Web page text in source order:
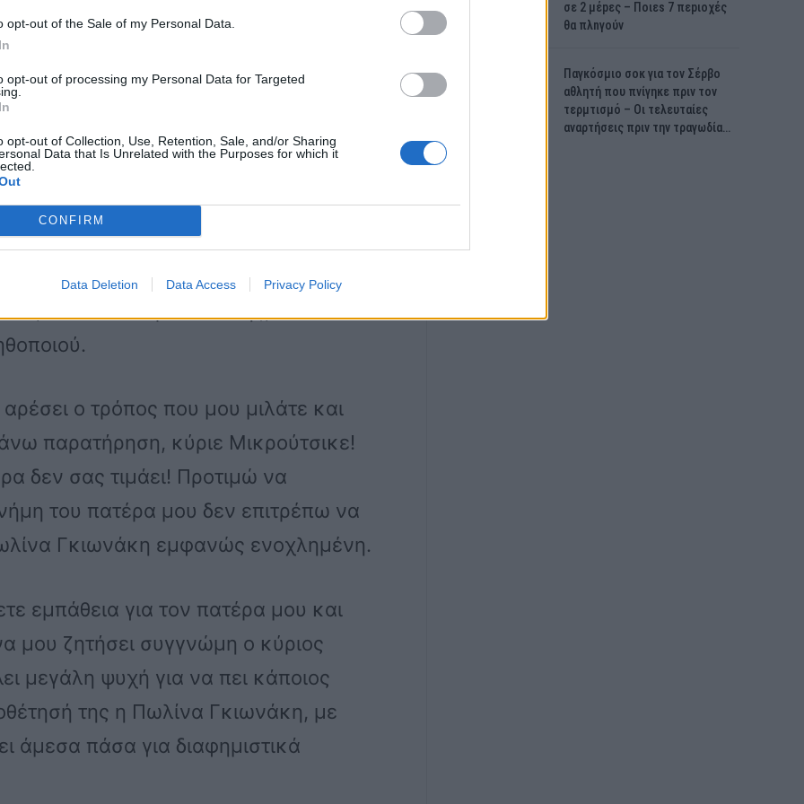
opt-out of the Sale of my Personal Data.
opt-out of processing my Personal Data for Targeted
opt-out of Collection, Use, Retention, Sale, and/or Sharing
Data that Is Unrelated with the Purposes for which it
CONFIRM
Data Deletion Data Access Privacy Policy
μέτωπο με τον παρουσιαστή.
μου εννοούσατε», απάντησε η
ο οποίος θέλησε από την
του.
τότε μην τα παίρνεις πίσω κι εσύ
πολύ υποτιμητικά πράγματα για τα
τώρα εδώ και όπως λέει «μαλλιαρά» η
τόνισε ο παρουσιαστής,
ο τρόπος που μου μιλάτε και
παρατήρηση, κύριε Μικρούτσικε!
δεν σας τιμάει! Προτιμώ να
του πατέρα μου δεν επιτρέπω να
Γκιωνάκη εμφανώς ενοχλημένη.
εμπάθεια για τον πατέρα μου και
μου ζητήσει συγγνώμη ο κύριος
μεγάλη ψυχή για να πει κάποιος
της η Πωλίνα Γκιωνάκη, με
άμεσα πάσα για διαφημιστικά
σε 2 μέpες – Ποιεs 7 πεpιοχές
θα πλnγούν
Παγκόσμιο σοκ για τον Σέρβο
αθλητή που πνίγηκε πριν τον
τερμτισμό – Οι τελευταίες
αναρτήσεις πριν την τραγωδία…